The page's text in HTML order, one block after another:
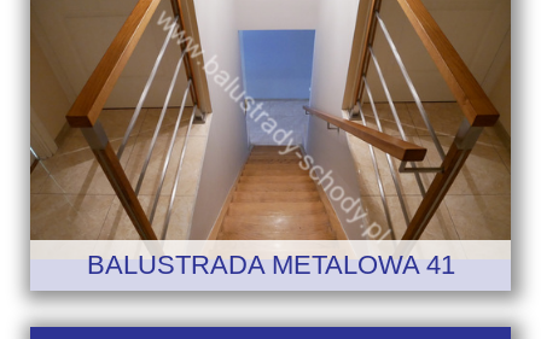
BALUSTRADA METALOWA 41